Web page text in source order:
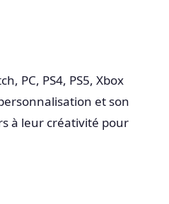
PC, PS4, PS5, Xbox
et son
à leur créativité pour